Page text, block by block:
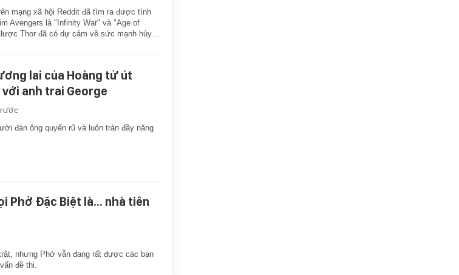
mạng xã hội Reddit đã tìm ra được tình
Avengers là "Infinity War" và "Age of
Thor đã có dự cảm về sức mạnh hủy…
lai của Hoàng tử út
anh trai George
đàn ông quyến rũ và luôn tràn đầy năng
Phở Đặc Biệt là... nhà tiên
nhưng Phở vẫn đang rất được các bạn
đề thi.